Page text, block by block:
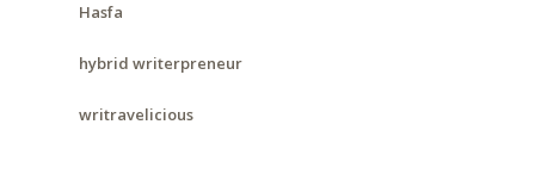
Hasfa
hybrid writerpreneur
writravelicious